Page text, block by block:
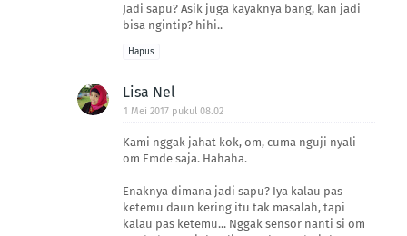
Jadi sapu? Asik juga kayaknya bang, kan jadi
bisa ngintip? hihi..
Hapus
Lisa Nel
1 Mei 2017 pukul 08.02
Kami nggak jahat kok, om, cuma nguji nyali
om Emde saja. Hahaha.
Enaknya dimana jadi sapu? Iya kalau pas
ketemu daun kering itu tak masalah, tapi
kalau pas ketemu... Nggak sensor nanti si om